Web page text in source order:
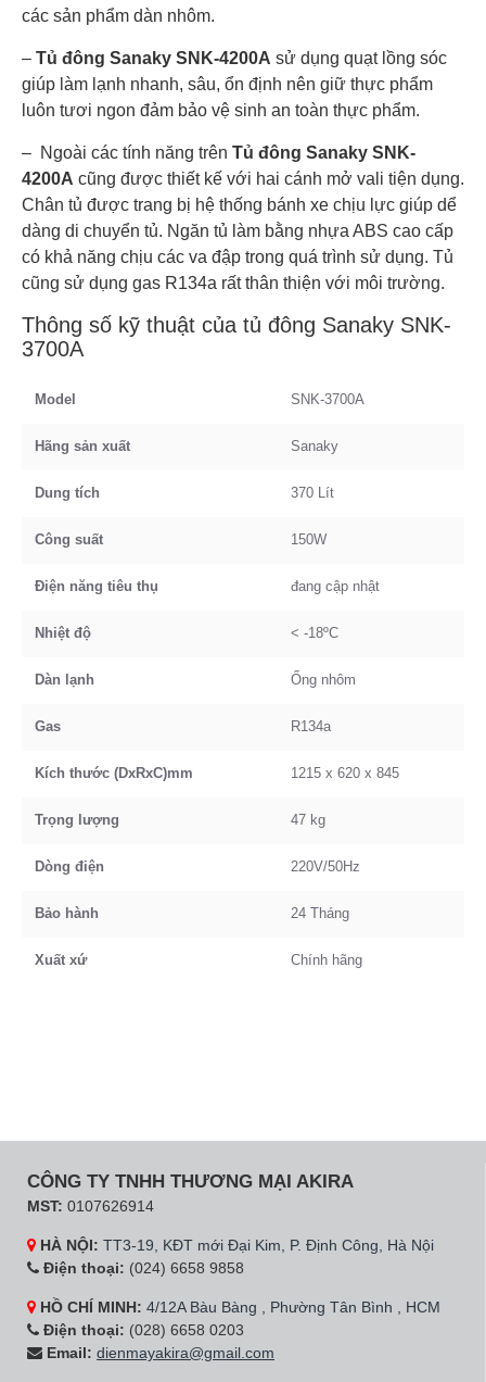
các sản phẩm dàn nhôm.
– Tủ đông Sanaky SNK-4200A sử dụng quạt lồng sóc
giúp làm lạnh nhanh, sâu, ổn định nên giữ thực phẩm
luôn tươi ngon đảm bảo vệ sinh an toàn thực phẩm.
– Ngoài các tính năng trên Tủ đông Sanaky SNK-
4200A cũng được thiết kế với hai cánh mở vali tiện dụng.
Chân tủ được trang bị hệ thống bánh xe chịu lực giúp dể
dàng di chuyển tủ. Ngăn tủ làm bằng nhựa ABS cao cấp
có khả năng chịu các va đập trong quá trình sử dụng. Tủ
cũng sử dụng gas R134a rất thân thiện với môi trường.
Thông số kỹ thuật của tủ đông Sanaky SNK-
3700A
Model SNK-3700A
Hãng sản xuất Sanaky
Dung tích 370 Lít
Công suất 150W
Điện năng tiêu thụ đang cập nhật
Nhiệt độ < -18ºC
Dàn lạnh Ống nhôm
Gas R134a
Kích thước (DxRxC)mm 1215 x 620 x 845
Trọng lượng 47 kg
Dòng điện 220V/50Hz
Bảo hành 24 Tháng
Xuất xứ Chính hãng
CÔNG TY TNHH THƯƠNG MẠI AKIRA
MST: 0107626914
HÀ NỘI: TT3-19, KĐT mới Đại Kim, P. Định Công, Hà Nội
Điện thoại: (024) 6658 9858
HỒ CHÍ MINH: 4/12A Bàu Bàng , Phường Tân Bình , HCM
Điện thoại: (028) 6658 0203
Email: dienmayakira@gmail.com